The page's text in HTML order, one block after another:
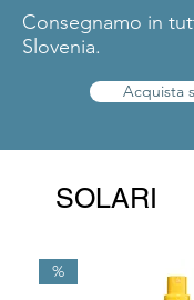
Consegnamo in
Slovenia.
Acquista
SOLARI
%